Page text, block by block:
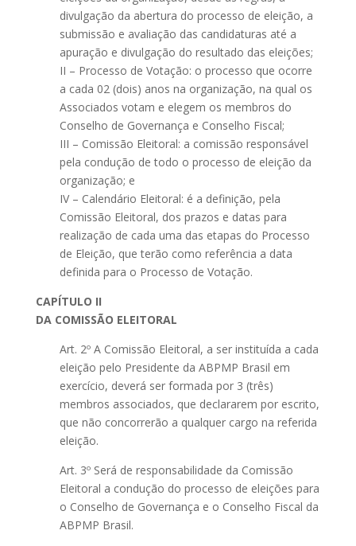
divulgação da abertura do processo de eleição, a
submissão e avaliação das candidaturas até a
apuração e divulgação do resultado das eleições;
II – Processo de Votação: o processo que ocorre
a cada 02 (dois) anos na organização, na qual os
Associados votam e elegem os membros do
Conselho de Governança e Conselho Fiscal;
III – Comissão Eleitoral: a comissão responsável
pela condução de todo o processo de eleição da
organização; e
IV – Calendário Eleitoral: é a definição, pela
Comissão Eleitoral, dos prazos e datas para
realização de cada uma das etapas do Processo
de Eleição, que terão como referência a data
definida para o Processo de Votação.
CAPÍTULO II
DA COMISSÃO ELEITORAL
Art. 2º A Comissão Eleitoral, a ser instituída a cada
eleição pelo Presidente da ABPMP Brasil em
exercício, deverá ser formada por 3 (três)
membros associados, que declararem por escrito,
que não concorrerão a qualquer cargo na referida
eleição.
Art. 3º Será de responsabilidade da Comissão
Eleitoral a condução do processo de eleições para
o Conselho de Governança e o Conselho Fiscal da
ABPMP Brasil.